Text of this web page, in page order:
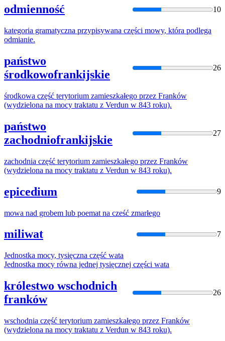
odmienność 10
kategoria gramatyczna przypisywana części mowy, która podlega
odmianie.
państwo
środkowofrankijskie
26
środkowa część terytorium zamieszkałego przez Franków
(wydzielona na mocy traktatu z Verdun w 843 roku).
państwo
zachodniofrankijskie
27
zachodnia część terytorium zamieszkałego przez Franków
(wydzielona na mocy traktatu z Verdun w 843 roku).
epicedium 9
mowa nad grobem lub poemat na cześć zmarłego
miliwat 7
Jednostka mocy, tysięczna część wata
Jednostka mocy równa jednej tysięcznej części wata
królestwo wschodnich
franków
26
wschodnia część terytorium zamieszkałego przez Franków
(wydzielona na mocy traktatu z Verdun w 843 roku).